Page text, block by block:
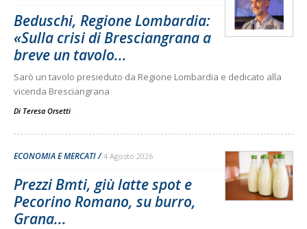
Beduschi, Regione Lombardia:
«Sulla crisi di Bresciangrana a
breve un tavolo...
Sarò un tavolo presieduto da Regione Lombardia e dedicato alla
vicenda Bresciangrana
Di Teresa Orsetti -
ECONOMIA E MERCATI 4 Agosto 2026
Prezzi Bmti, giù latte spot e
Pecorino Romano, su burro,
Grana...